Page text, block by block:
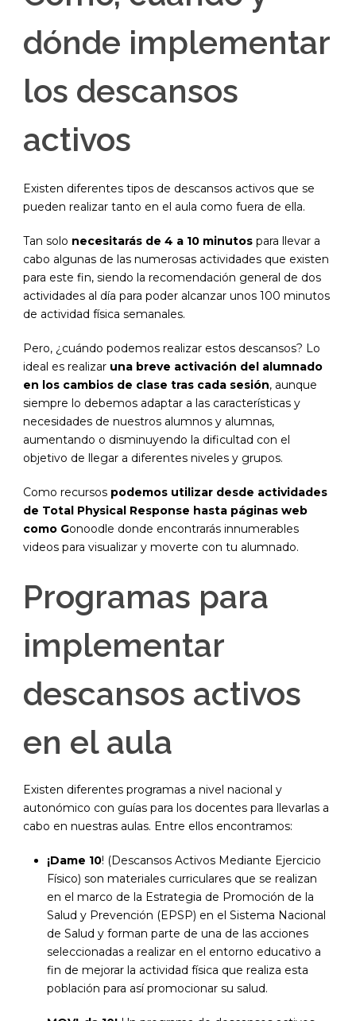
dónde implementar
los descansos
activos
Existen diferentes tipos de descansos activos que se
pueden realizar tanto en el aula como fuera de ella.
Tan solo necesitarás de 4 a 10 minutos para llevar a
cabo algunas de las numerosas actividades que existen
para este fin, siendo la recomendación general de dos
actividades al día para poder alcanzar unos 100 minutos
de actividad física semanales.
Pero, ¿cuándo podemos realizar estos descansos? Lo
ideal es realizar una breve activación del alumnado
en los cambios de clase tras cada sesión, aunque
siempre lo debemos adaptar a las características y
necesidades de nuestros alumnos y alumnas,
aumentando o disminuyendo la dificultad con el
objetivo de llegar a diferentes niveles y grupos.
Como recursos podemos utilizar desde actividades
de Total Physical Response hasta páginas web
como Gonoodle donde encontrarás innumerables
videos para visualizar y moverte con tu alumnado.
Programas para
implementar
descansos activos
en el aula
Existen diferentes programas a nivel nacional y
autonómico con guías para los docentes para llevarlas a
cabo en nuestras aulas. Entre ellos encontramos:
¡Dame 10! (Descansos Activos Mediante Ejercicio
Físico) son materiales curriculares que se realizan
en el marco de la Estrategia de Promoción de la
Salud y Prevención (EPSP) en el Sistema Nacional
de Salud y forman parte de una de las acciones
seleccionadas a realizar en el entorno educativo a
fin de mejorar la actividad física que realiza esta
población para así promocionar su salud.